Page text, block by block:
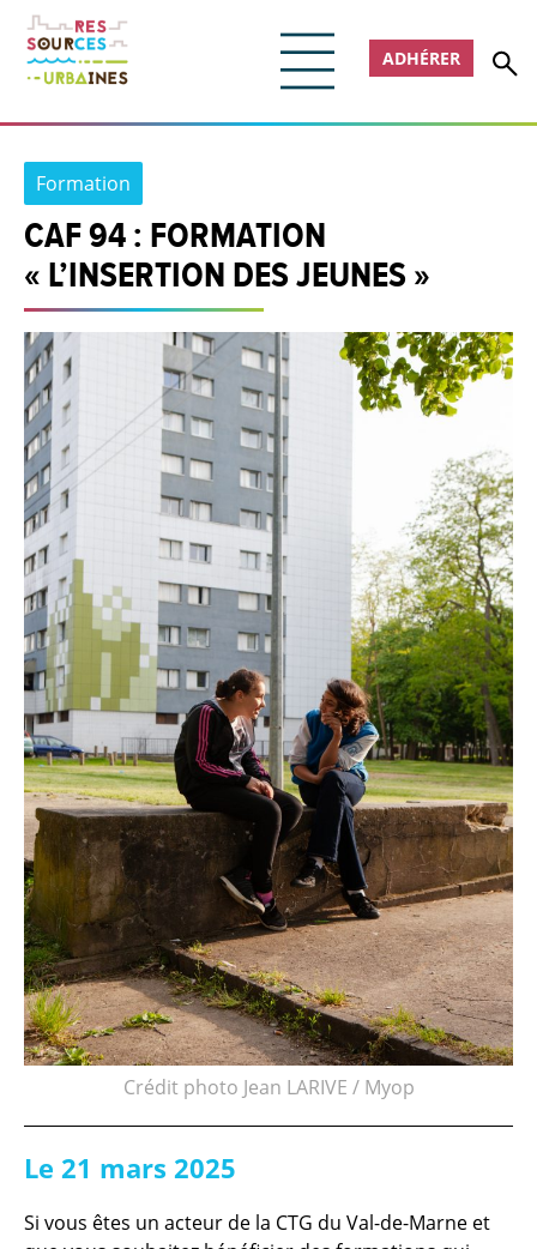
ADHÉRER
Formation
CAF 94 : FORMATION
« L’INSERTION DES JEUNES »
Crédit photo Jean LARIVE / Myop
Le 21 mars 2025
Si vous êtes un acteur de la CTG du Val-de-Marne et